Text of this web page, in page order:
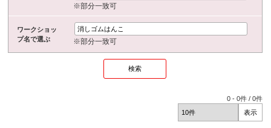
※部分一致可
ワークショッ
プ名で選ぶ
※部分一致可
0 -0件 /0件